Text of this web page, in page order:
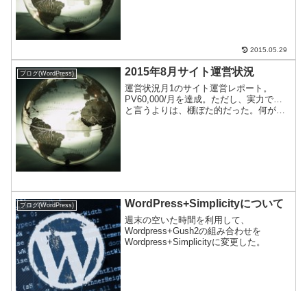
2015.05.29
ブログ(WordPress) 2015年8月サイト運営状況
運営状況月1のサイト運営レポート。
PV60,000/月を達成。ただし、実力で…
と言うよりは、棚ぼた的だった。何が起
ブログ(WordPress) WordPress+Simplicityについて
週末の空いた時間を利用して、
Wordpress+Gush2の組み合わせを
Wordpress+Simplicityに変更した。